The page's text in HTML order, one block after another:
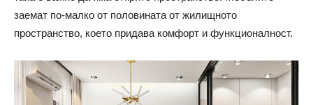
заемат по-малко от половината от жилищното
пространство, което придава комфорт и функционалност.